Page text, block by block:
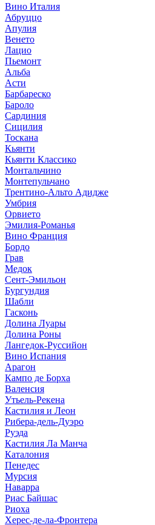
Вино Италия
Абруццо
Апулия
Венето
Лацио
Пьемонт
Альба
Асти
Барбареско
Бароло
Сардиния
Сицилия
Тоскана
Кьянти
Кьянти Классико
Монтальчино
Монтепульчано
Трентино-Альто Адидже
Умбрия
Орвието
Эмилия-Романья
Вино Франция
Бордо
Грав
Медок
Сент-Эмильон
Бургундия
Шабли
Гасконь
Долина Луары
Долина Роны
Лангедок-Руссийон
Вино Испания
Арагон
Кампо де Борха
Валенсия
Утьель-Рекена
Кастилия и Леон
Рибера-дель-Дуэро
Руэда
Кастилия Ла Манча
Каталония
Пенедес
Мурсия
Наварра
Риас Байшас
Риоха
Херес-де-ла-Фронтера